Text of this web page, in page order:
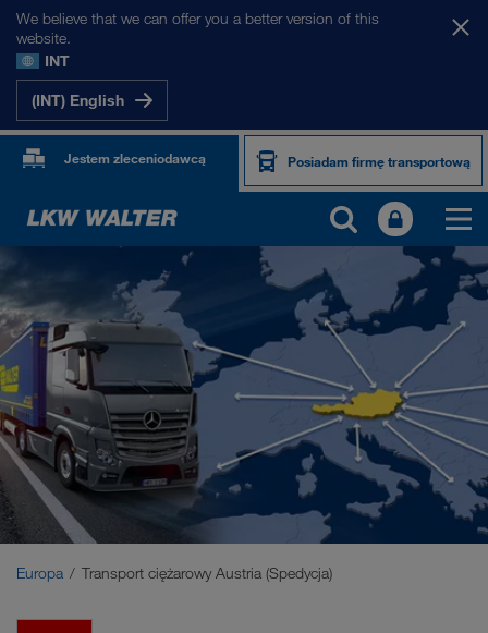
We believe that we can offer you a better version of this
website.
INT
(INT) English
Jestem zleceniodawcą Posiadam firmę transportową
NASZE RYNKI
Europa
Azja Środkowa
Rosja
Bliski Wschód
Europa Transport ciężarowy Austria (Spedycja)